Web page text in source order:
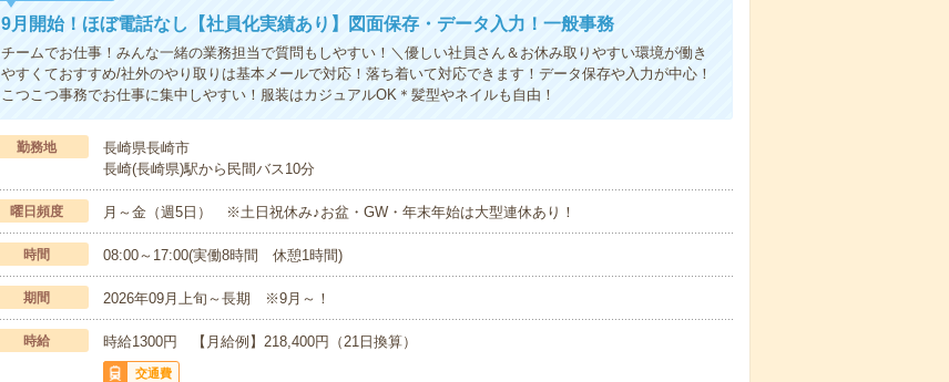
9月開始！ほぼ電話なし【社員化実績あり】図面保存・データ入力！一般事務
チームでお仕事！みんな一緒の業務担当で質問もしやすい！＼優しい社員さん＆お休み取りやすい環境が働き
やすくておすすめ/社外のやり取りは基本メールで対応！落ち着いて対応できます！データ保存や入力が中心！
こつこつ事務でお仕事に集中しやすい！服装はカジュアルOK＊髪型やネイルも自由！
勤務地
長崎県長崎市
長崎(長崎県)駅から民間バス10分
曜日頻度 月～金（週5日） ※土日祝休み♪お盆・GW・年末年始は大型連休あり！
時間 08:00～17:00(実働8時間 休憩1時間)
期間 2026年09月上旬～長期 ※9月～！
時給 時給1300円 【月給例】218,400円（21日換算）
交通費